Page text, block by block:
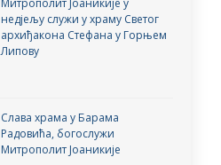
недјељу служи у храму Светог
архиђакона Стефана у Горњем
Липову
Слава храма у Барама
Радовића, богослужи
Митрополит Јоаникије